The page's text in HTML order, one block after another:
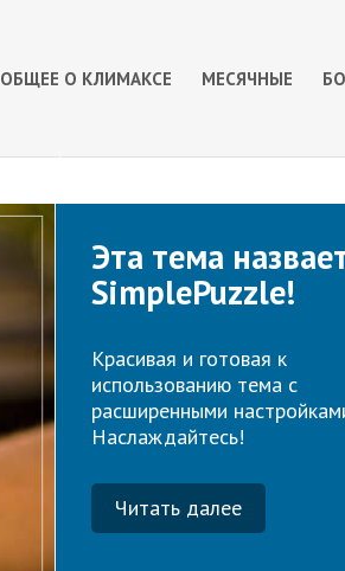
ОБЩЕЕ О КЛИМАКСЕ МЕСЯЧНЫЕ
Эта тема
SimplePuzzle!
Красивая и готовая к
использованию тема с
расширенными
Наслаждайтесь!
Читать далее